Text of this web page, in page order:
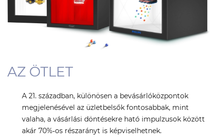
AZ ÖTLET
A 21. században, különösen a bevásárlóközpontok
megjelenésével az üzletbelsők fontosabbak, mint
valaha, a vásárlási döntésekre ható impulzusok között
akár 70%‑os részarányt is képviselhetnek.